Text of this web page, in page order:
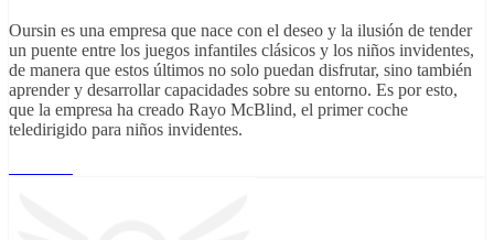
Oursin es una empresa que nace con el deseo y la ilusión de tender
un puente entre los juegos infantiles clásicos y los niños invidentes,
de manera que estos últimos no solo puedan disfrutar, sino también
aprender y desarrollar capacidades sobre su entorno. Es por esto,
que la empresa ha creado Rayo McBlind, el primer coche
teledirigido para niños invidentes.